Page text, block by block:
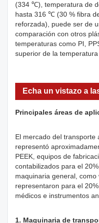
(334 ℃), temperatura de
hasta 316 ℃ (30 % fibra
reforzada), puede ser de
comparación con otros
temperaturas como PI,
superior de la
Echa un vistazo a
Principales áreas de
El mercado del transporte
representó
PEEK, equipos de
contabilizados para el
maquinaria general, como
representaron para el
médicos e instrumentos
1. Maquinaria de